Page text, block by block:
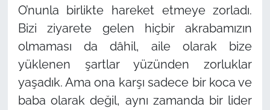
O’nunla birlikte hareket etmeye zorladı.
Bizi ziyarete gelen hiçbir akrabamızın
olmaması da dâhil, aile olarak bize
yüklenen şartlar yüzünden zorluklar
yaşadık. Ama ona karşı sadece bir koca ve
baba olarak değil, aynı zamanda bir lider